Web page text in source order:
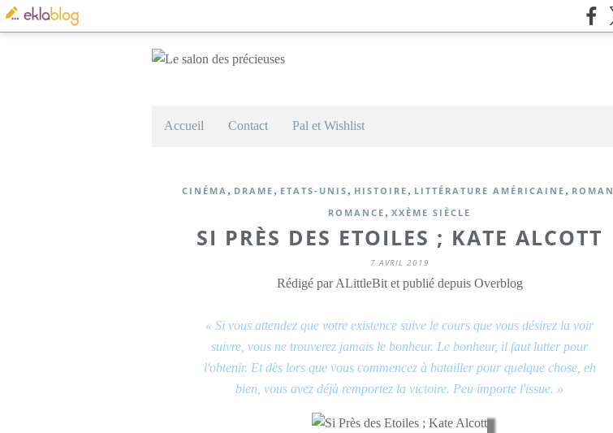
Accueil Contact Pal et Wishlist
CINÉMA , DRAME , ETATS-UNIS , HISTOIRE , LITTÉRATURE AMÉRICAINE , ROMAN
ROMANCE , XXÈME SIÈCLE
SI PRÈS DES ETOILES ; KATE ALCOTT
7 AVRIL 2019
Rédigé par ALittleBit et publié depuis Overblog
« Si vous attendez que votre existence suive le cours que vous désirez la voir
suivre, vous ne trouverez jamais le bonheur. Le bonheur, il faut lutter pour
l'obtenir. Et dès lors que vous commencez à batailler pour quelque chose, eh
bien, vous avez déjà remportez la victoire. Peu importe l'issue. »